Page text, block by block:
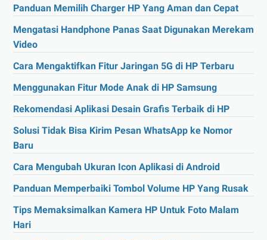
Panduan Memilih Charger HP Yang Aman dan Cepat
Mengatasi Handphone Panas Saat Digunakan Merekam
Video
Cara Mengaktifkan Fitur Jaringan 5G di HP Terbaru
Menggunakan Fitur Mode Anak di HP Samsung
Rekomendasi Aplikasi Desain Grafis Terbaik di HP
Solusi Tidak Bisa Kirim Pesan WhatsApp ke Nomor
Baru
Cara Mengubah Ukuran Icon Aplikasi di Android
Panduan Memperbaiki Tombol Volume HP Yang Rusak
Tips Memaksimalkan Kamera HP Untuk Foto Malam
Hari